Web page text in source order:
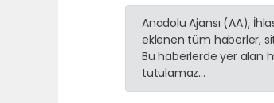
Anadolu Ajansı (AA),
eklenen tüm haberler,
Bu haberlerde yer alan
tutulamaz...